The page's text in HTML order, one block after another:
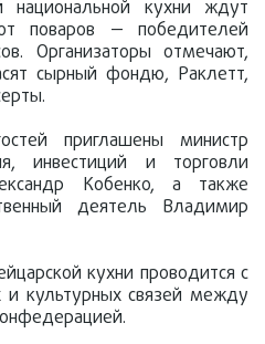
национальной кухни ждут
поваров — победителей
Организаторы отмечают,
сырный фондю, Раклетт,
приглашены министр
инвестиций и торговли
Кобенко, а также
деятель Владимир
кухни проводится с
культурных связей между